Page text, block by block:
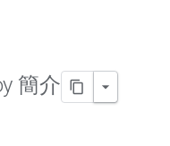
簡介